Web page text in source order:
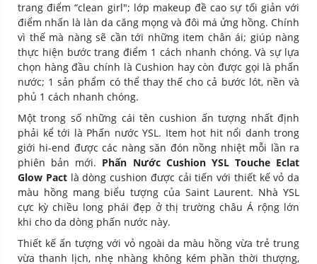
trang điểm “clean girl"; lớp makeup đề cao sự tối giản với
điểm nhấn là làn da căng mọng và đôi má ửng hồng. Chính
vì thế mà nàng sẽ cần tới những item chân ái; giúp nàng
thực hiện bước trang điểm 1 cách nhanh chóng. Và sự lựa
chọn hàng đầu chính là Cushion hay còn được gọi là phấn
nước; 1 sản phẩm có thể thay thế cho cả bước lót, nền và
phủ 1 cách nhanh chóng.
Một trong số những cái tên cushion ấn tượng nhất định
phải kể tới là Phấn nước YSL. Item hot hit nổi danh trong
giới hi-end được các nàng săn đón nồng nhiệt mỗi lần ra
phiên bản mới. Phấn Nước Cushion YSL Touche Eclat
Glow Pactlà dòng cushion được cải tiến với thiết kế vỏ da
màu hồng mang biểu tượng của Saint Laurent. Nhà YSL
cực kỳ chiều long phái đẹp ở thị trường châu Á rộng lớn
khi cho da dòng phấn nước này.
Thiết kế ấn tượng với vỏ ngoài da màu hồng vừa trẻ trung
vừa thanh lịch, nhẹ nhàng không kém phần thời thượng,